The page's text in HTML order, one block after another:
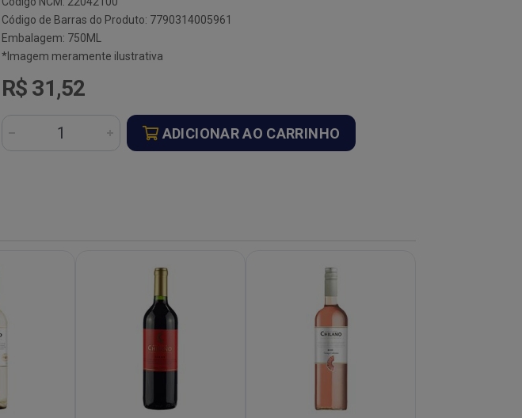
Código de Barras do Produto: 7790314005961
Embalagem: 750ML
*Imagem meramente ilustrativa
R$ 31,52
ADICIONAR AO CARRINHO